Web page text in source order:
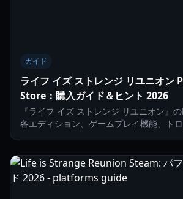
ガイド
ライフ イズ ストレンジ リユニオ
Store：購入ガイド＆ヒント 2026
『ライフ イズ ストレンジ リユニオン』
各エディション、ゲームプレイ機能、ト